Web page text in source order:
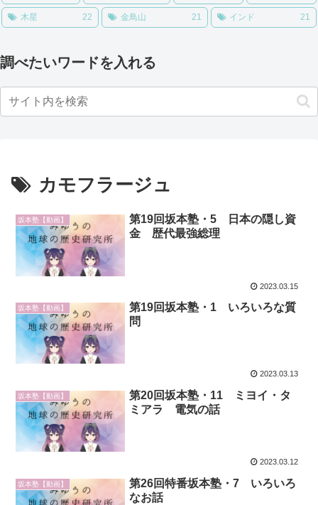
木星 22 金鳥山 21 インド 21
調べたいワードを入れる
カモフラージュ
坂本塾【動画】
第19回坂本塾・5 日本の隠し資
金 歴代最強総理
2023.03.15
坂本塾【動画】
第19回坂本塾・1 いろいろな質
問
2023.03.13
坂本塾【動画】
第20回坂本塾・11 ミヨイ・タ
ミアラ 電気の話
2023.03.12
坂本塾【動画】
第26回特番坂本塾・7 いろいろ
なお話